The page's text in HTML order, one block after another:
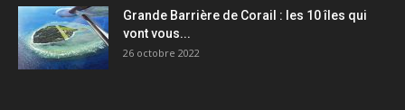
Grande Barrière de Corail : les 10 îles qui
vont vous...
26 octobre 2022